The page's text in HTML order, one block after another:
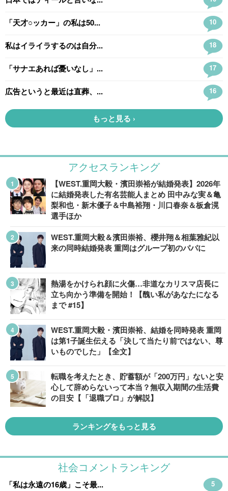
アクセスランキング
【WEST.重岡大毅・濱田崇裕が結婚発表】2026年
に結婚発表した有名芸能人まとめ 田中みな実＆亀
梨和也・新木優子＆中島裕翔・川口春奈＆板倉滉
選手ほか
WEST.重岡大毅＆濱田崇裕、櫻井翔＆相葉雅紀以
来の同時結婚発表 重岡はグループ初のパパに
熱湯をかけられ顔に火傷…非道なカリスマ店長に
立ち向かう準備を開始！【醜い私があなたになる
まで #15】
WEST.重岡大毅・濱田崇裕、結婚を同時発表 重岡
は第1子誕生伝える「決して当たり前ではない、尊
いものでした」【全文】
転職を考えたとき、貯蓄額が「200万円」ないと安
心して辞めらないって本当？無収入期間の生活費
の目安【「退職プロ」が解説】
ランキングをもっと見る